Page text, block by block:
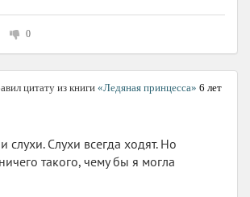
0
цитату из книги «Ледяная принцесса» 6 лет
слухи. Слухи всегда ходят. Но
такого, чему бы я могла